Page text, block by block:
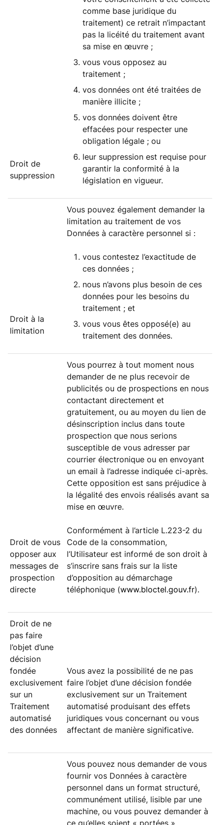
Droit de
suppression
comme base juridique du
traitement) ce retrait n’impactant
pas la licéité du traitement avant
sa mise en œuvre ;
vous vous opposez au
traitement ;
vos données ont été traitées de
manière illicite ;
vos données doivent être
effacées pour respecter une
obligation légale ; ou
leur suppression est requise pour
garantir la conformité à la
législation en vigueur.
Droit à la
limitation
Vous pouvez également demander la
limitation au traitement de vos
Données à caractère personnel si :
vous contestez l’exactitude de
ces données ;
nous n’avons plus besoin de ces
données pour les besoins du
traitement ; et
vous vous êtes opposé(e) au
traitement des données.
Droit de vous
opposer aux
messages de
prospection
directe
Vous pourrez à tout moment nous
demander de ne plus recevoir de
publicités ou de prospections en nous
contactant directement et
gratuitement, ou au moyen du lien de
désinscription inclus dans toute
prospection que nous serions
susceptible de vous adresser par
courrier électronique ou en envoyant
un email à l’adresse indiquée ci-après.
Cette opposition est sans préjudice à
la légalité des envois réalisés avant sa
mise en œuvre.
Conformément à l’article L.223-2 du
Code de la consommation,
l’Utilisateur est informé de son droit à
s’inscrire sans frais sur la liste
d’opposition au démarchage
téléphonique (www.bloctel.gouv.fr).
Droit de ne
pas faire
l’objet d’une
décision
fondée
exclusivement
sur un
Traitement
automatisé
des données
Vous avez la possibilité de ne pas
faire l’objet d’une décision fondée
exclusivement sur un Traitement
automatisé produisant des effets
juridiques vous concernant ou vous
affectant de manière significative.
Vous pouvez nous demander de vous
fournir vos Données à caractère
personnel dans un format structuré,
communément utilisé, lisible par une
machine, ou vous pouvez demander à
ce qu’elles soient « portées »